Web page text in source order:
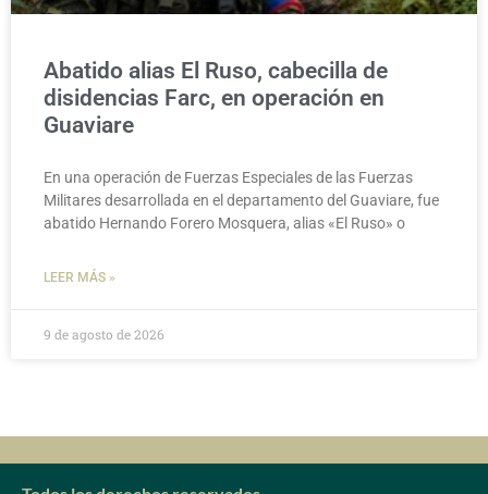
Abatido alias El Ruso, cabecilla de
disidencias Farc, en operación en
Guaviare
En una operación de Fuerzas Especiales de las Fuerzas
Militares desarrollada en el departamento del Guaviare, fue
abatido Hernando Forero Mosquera, alias «El Ruso» o
LEER MÁS »
9 de agosto de 2026